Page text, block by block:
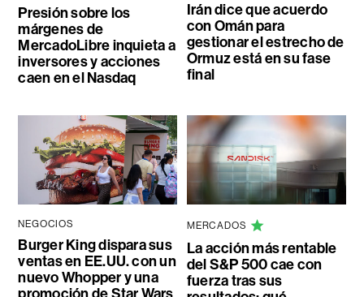
Presión sobre los
márgenes de
MercadoLibre inquieta a
inversores y acciones
caen en el Nasdaq
Irán dice que acuerdo
con Omán para
gestionar el estrecho de
Ormuz está en su fase
final
NEGOCIOS
Burger King dispara sus
ventas en EE.UU. con un
nuevo Whopper y una
MERCADOS
La acción más rentable
del S&P 500 cae con
fuerza tras sus